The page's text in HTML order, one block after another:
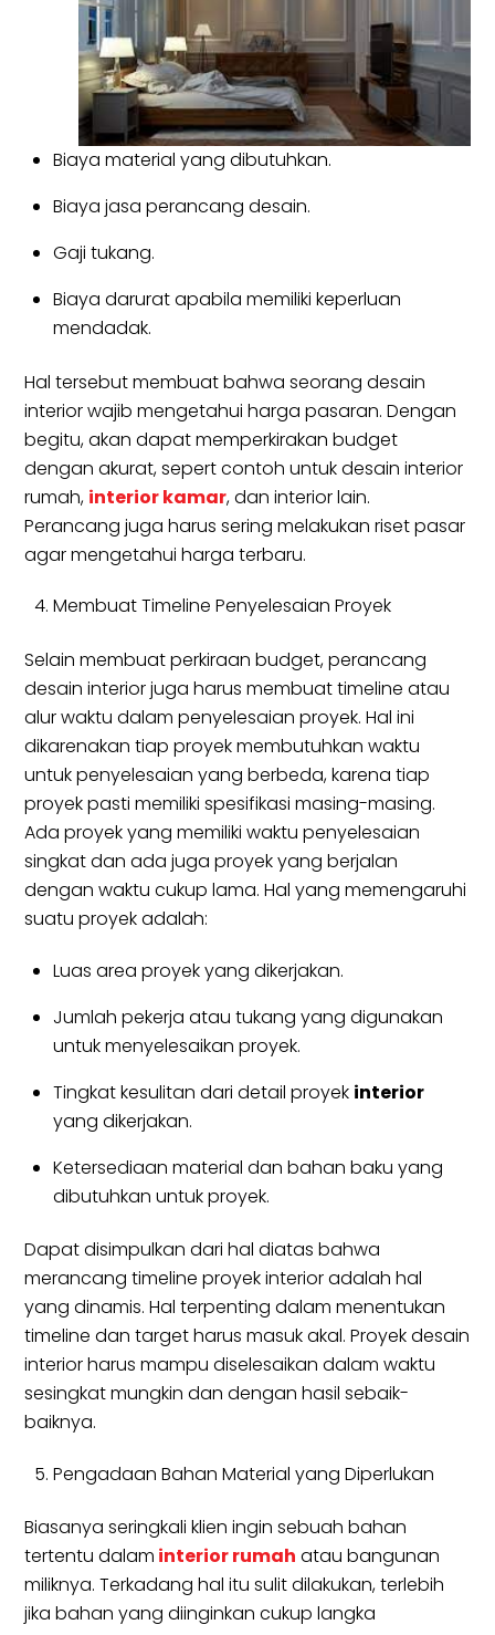
Biaya material yang dibutuhkan.
Biaya jasa perancang desain.
Gaji tukang.
Biaya darurat apabila memiliki keperluan
mendadak.
Hal tersebut membuat bahwa seorang desain
interior wajib mengetahui harga pasaran. Dengan
begitu, akan dapat memperkirakan budget
dengan akurat, sepert contoh untuk desain interior
rumah, interior kamar, dan interior lain.
Perancang juga harus sering melakukan riset pasar
agar mengetahui harga terbaru.
Membuat Timeline Penyelesaian Proyek
Selain membuat perkiraan budget, perancang
desain interior juga harus membuat timeline atau
alur waktu dalam penyelesaian proyek. Hal ini
dikarenakan tiap proyek membutuhkan waktu
untuk penyelesaian yang berbeda, karena tiap
proyek pasti memiliki spesifikasi masing-masing.
Ada proyek yang memiliki waktu penyelesaian
singkat dan ada juga proyek yang berjalan
dengan waktu cukup lama. Hal yang memengaruhi
suatu proyek adalah:
Luas area proyek yang dikerjakan.
Jumlah pekerja atau tukang yang digunakan
untuk menyelesaikan proyek.
Tingkat kesulitan dari detail proyek interior
yang dikerjakan.
Ketersediaan material dan bahan baku yang
dibutuhkan untuk proyek.
Dapat disimpulkan dari hal diatas bahwa
merancang timeline proyek interior adalah hal
yang dinamis. Hal terpenting dalam menentukan
timeline dan target harus masuk akal. Proyek desain
interior harus mampu diselesaikan dalam waktu
sesingkat mungkin dan dengan hasil sebaik-
baiknya.
Pengadaan Bahan Material yang Diperlukan
Biasanya seringkali klien ingin sebuah bahan
tertentu dalam interior rumah atau bangunan
miliknya. Terkadang hal itu sulit dilakukan, terlebih
jika bahan yang diinginkan cukup langka